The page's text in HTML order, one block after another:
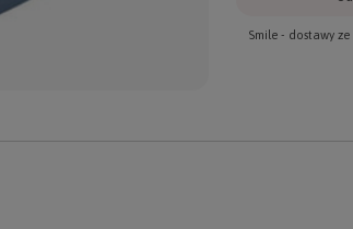
Smile - dostawy